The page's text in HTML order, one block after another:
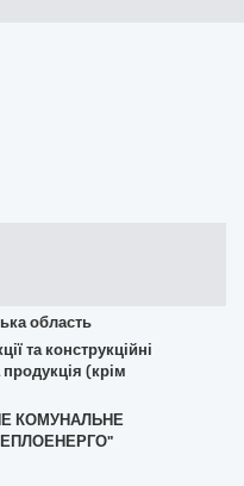
область
та конструкційні
(крім
КОМУНАЛЬНЕ